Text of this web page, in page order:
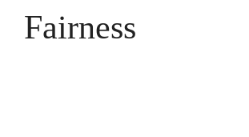
Fairness